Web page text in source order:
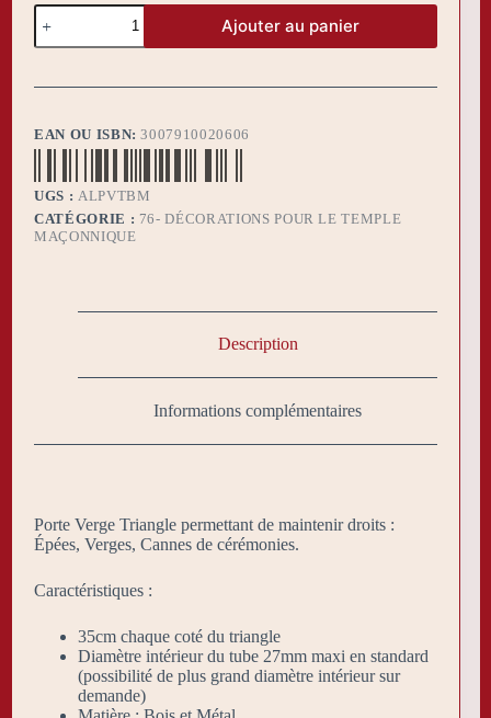
quantité
de
Support
Porte
Canne
Cérémonie
-
Épée
Ajouter au panier
EAN OU ISBN:3007910020606
UGS : ALPVTBM
CATÉGORIE : 76- DÉCORATIONS POUR LE TEMPLE
MAÇONNIQUE
Description
Informations complémentaires
Porte Verge Triangle permettant de maintenir droits :
Épées, Verges, Cannes de cérémonies.
Caractéristiques :
35cm chaque coté du triangle
Diamètre intérieur du tube 27mm maxi en standard
(possibilité de plus grand diamètre intérieur sur
demande)